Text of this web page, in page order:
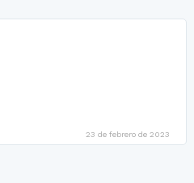
23 de febrero de 2023